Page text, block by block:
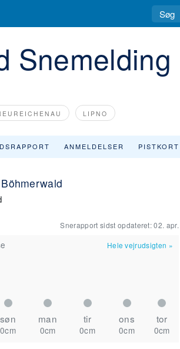
Snemelding
LIPNO
ANMELDELSER PISTKORT
Snerapport sidst opdateret: 02. apr.
Hele vejrudsigten »
søn man tir ons tor
0cm 0cm 0cm 0cm 0cm